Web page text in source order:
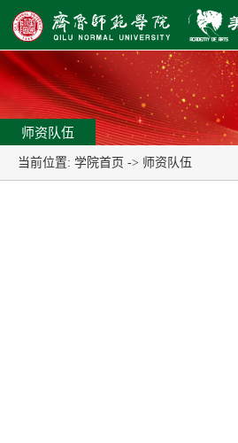
师资队伍
当前位置: 学院首页 -> 师资队伍